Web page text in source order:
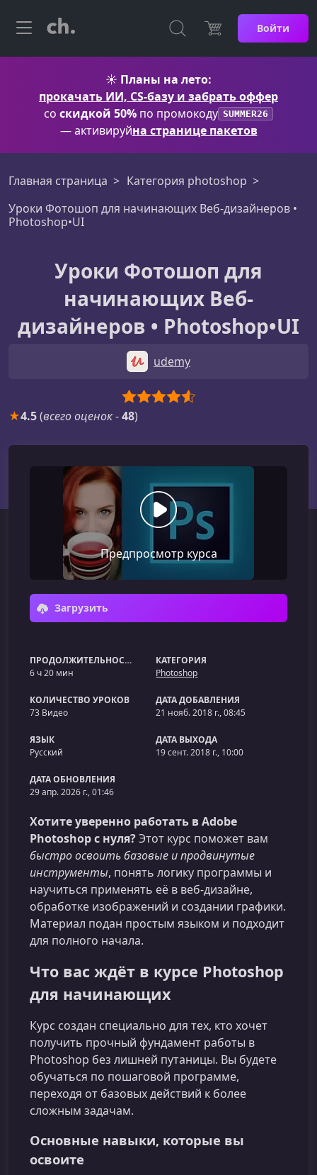
Войти
☀️ Планы на лето:
прокачать ИИ, CS-базу и забрать оффер
со скидкой 50% по промокоду SUMMER26
— активируйна странице пакетов
Главная страница
Категория photoshop
Уроки Фотошоп для начинающих Веб-дизайнеров •
Photoshop•UI
Уроки Фотошоп для
начинающих Веб-
дизайнеров • Photoshop•UI
udemy
★4.5(всего оценок-48)
Предпросмотр курса
Загрузить
ПРОДОЛЖИТЕЛЬНОСТЬ
6 ч 20 мин
КАТЕГОРИЯ
Photoshop
КОЛИЧЕСТВО УРОКОВ
73 Видео
ДАТА ДОБАВЛЕНИЯ
21 нояб. 2018 г., 08:45
ЯЗЫК
Русский
ДАТА ВЫХОДА
19 сент. 2018 г., 10:00
ДАТА ОБНОВЛЕНИЯ
29 апр. 2026 г., 01:46
Хотите уверенно работать в Adobe
Photoshop с нуля?Этот курс поможет вам
быстро освоить базовые и продвинутые
инструменты, понять логику программы и
научиться применять её в веб-дизайне,
обработке изображений и создании графики.
Материал подан простым языком и подходит
для полного начала.
Что вас ждёт в курсе Photoshop
для начинающих
Курс создан специально для тех, кто хочет
получить прочный фундамент работы в
Photoshop без лишней путаницы. Вы будете
обучаться по пошаговой программе,
переходя от базовых действий к более
сложным задачам.
Основные навыки, которые вы
освоите